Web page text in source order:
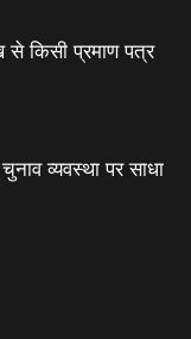
किसी प्रमाण पत्र
व्यवस्था पर साधा